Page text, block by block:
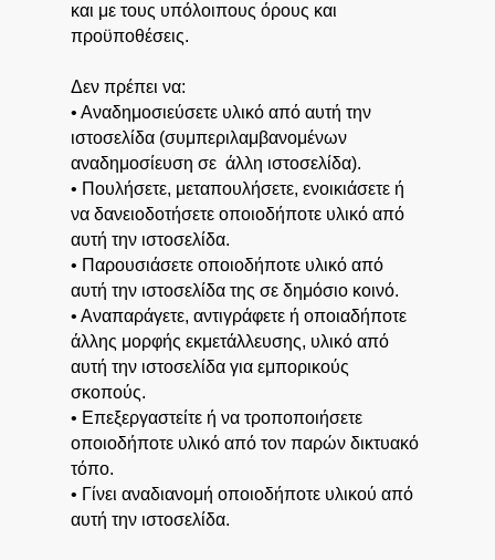
και με τους υπόλοιπους όρους και
προϋποθέσεις.
Δεν πρέπει να:
• Αναδημοσιεύσετε υλικό από αυτή την
ιστοσελίδα (συμπεριλαμβανομένων
αναδημοσίευση σε άλλη ιστοσελίδα).
• Πουλήσετε, μεταπουλήσετε, ενοικιάσετε ή
να δανειοδοτήσετε οποιοδήποτε υλικό από
αυτή την ιστοσελίδα.
• Παρουσιάσετε οποιοδήποτε υλικό από
αυτή την ιστοσελίδα της σε δημόσιο κοινό.
• Αναπαράγετε, αντιγράφετε ή οποιαδήποτε
άλλης μορφής εκμετάλλευσης, υλικό από
αυτή την ιστοσελίδα για εμπορικούς
σκοπούς.
• Επεξεργαστείτε ή να τροποποιήσετε
οποιοδήποτε υλικό από τον παρών δικτυακό
τόπο.
• Γίνει αναδιανομή οποιοδήποτε υλικού από
αυτή την ιστοσελίδα.